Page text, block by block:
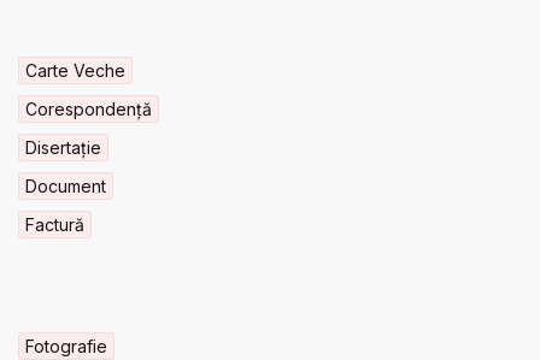
Carte Veche
Corespondență
Disertație
Document
Factură
Fotografie